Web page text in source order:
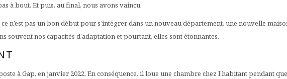
à bout. Et puis, au final, nous avons vaincu.
ce n’est pas un bon début pour s’intégrer dans un nouveau département, une nouvelle
souvent nos capacités d’adaptation et pourtant, elles sont étonnantes.
à Gap, en janvier 2022. En conséquence, il loue une chambre chez l’habitant pendant